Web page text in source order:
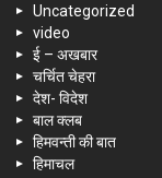
Uncategorized
video
ई – अखबार
चर्चित चेहरा
देश- विदेश
बाल क्लब
हिमवन्ती की बात
हिमाचल